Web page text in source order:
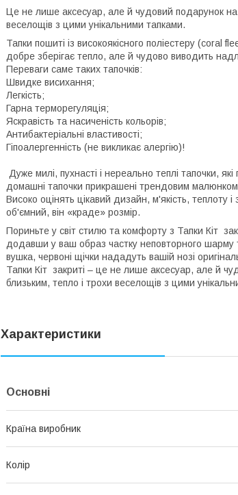
Це не лише аксесуар, але й чудовий подарунок
веселощів з цими унікальними тапками.
Тапки пошиті із високоякісного поліестеру (coral
добре зберігає тепло, але й чудово виводить
Переваги саме таких тапочків:
Швидке висихання;
Легкість;
Гарна терморегуляція;
Яскравість та насиченість кольорів;
Антибактеріальні властивості;
Гіпоалергенність (не викликає алергію)!
Дуже милі, пухнасті і нереально теплі тапочки,
домашні тапочки прикрашені трендовим
Високо оцінять цікавий дизайн, м'якість, теплоту
об'ємний, він «краде» розмір.
Пориньте у світ стилю та комфорту з Тапки Кіт
додавши у ваш образ частку неповторного шарму
вушка, червоні щічки нададуть вашій нозі
Тапки Кіт закриті – це не лише аксесуар, але й
близьким, тепло і трохи веселощів з цими
Характеристики
Основні
Країна виробник
Колір